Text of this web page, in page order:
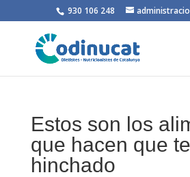
930 106 248
Estos son los
que hacen que
hinchado